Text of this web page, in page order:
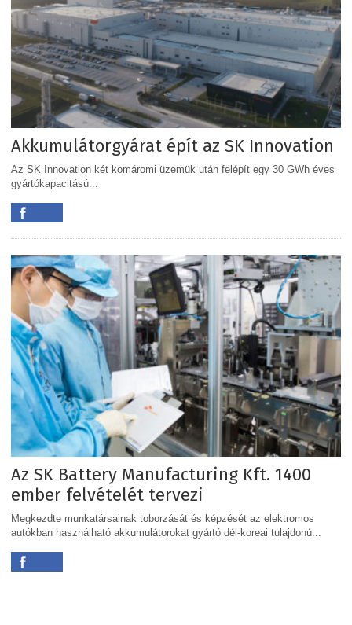
Akkumulátorgyárat épít az SK Innovation
Az SK Innovation két komáromi üzemük után felépít egy 30 GWh éves
gyártókapacitású...
Az SK Battery Manufacturing Kft. 1400
ember felvételét tervezi
Megkezdte munkatársainak toborzását és képzését az elektromos
autókban használható akkumulátorokat gyártó dél-koreai tulajdonú...